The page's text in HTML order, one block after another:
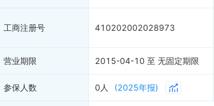
客户
工商注册号 410202002028973
营业期限 2015-04-10 至 无固定期限
参保人数 0人 (2025年报)